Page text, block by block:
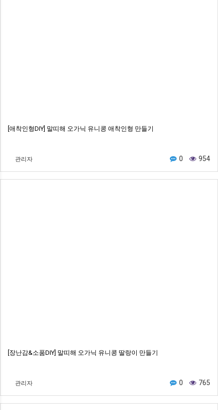
[애착인형DIY] 말띠해 오가닉 유니콩 애착인형 만들기
관리자 0 954
[장난감&소품DIY] 말띠해 오가닉 유니콩 딸랑이 만들기
관리자 0 765